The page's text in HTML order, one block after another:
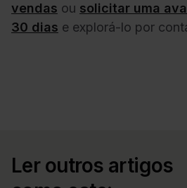
vendas ou solicitar uma
30 dias e explorá-lo por
Ler outros artigos